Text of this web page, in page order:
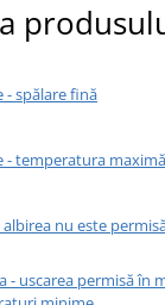
- spălare fină
- temperatura
albirea nu este
- uscarea permisă în